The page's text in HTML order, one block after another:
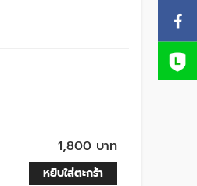
1,800 บาท
หยิบใส่ตะกร้า